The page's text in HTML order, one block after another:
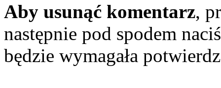
Aby usunąć komentarz,
następnie pod spodem
będzie wymagała